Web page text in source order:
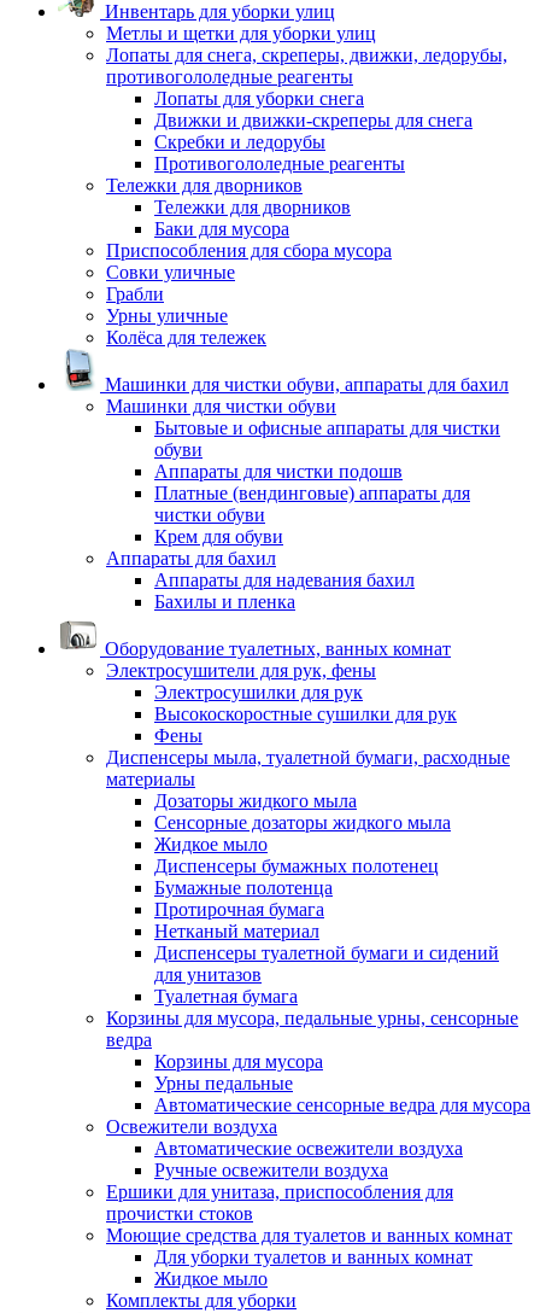
Инвентарь для уборки улиц
Метлы и щетки для уборки улиц
Лопаты для снега, скреперы, движки, ледорубы,
противогололедные реагенты
Лопаты для уборки снега
Движки и движки-скреперы для снега
Скребки и ледорубы
Противогололедные реагенты
Тележки для дворников
Тележки для дворников
Баки для мусора
Приспособления для сбора мусора
Совки уличные
Грабли
Урны уличные
Колёса для тележек
Машинки для чистки обуви, аппараты для бахил
Машинки для чистки обуви
Бытовые и офисные аппараты для чистки
обуви
Аппараты для чистки подошв
Платные (вендинговые) аппараты для
чистки обуви
Крем для обуви
Аппараты для бахил
Аппараты для надевания бахил
Бахилы и пленка
Оборудование туалетных, ванных комнат
Электросушители для рук, фены
Электросушилки для рук
Высокоскоростные сушилки для рук
Фены
Диспенсеры мыла, туалетной бумаги, расходные
материалы
Дозаторы жидкого мыла
Сенсорные дозаторы жидкого мыла
Жидкое мыло
Диспенсеры бумажных полотенец
Бумажные полотенца
Протирочная бумага
Нетканый материал
Диспенсеры туалетной бумаги и сидений
для унитазов
Туалетная бумага
Корзины для мусора, педальные урны, сенсорные
ведра
Корзины для мусора
Урны педальные
Автоматические сенсорные ведра для мусора
Освежители воздуха
Автоматические освежители воздуха
Ручные освежители воздуха
Ершики для унитаза, приспособления для
прочистки стоков
Моющие средства для туалетов и ванных комнат
Для уборки туалетов и ванных комнат
Жидкое мыло
Комплекты для уборки